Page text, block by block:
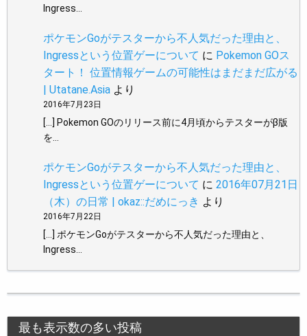
Ingress…
ポケモンGoがテスターから不人気だった理由と、
Ingressという位置ゲーについて に Pokemon GOス
タート！ 位置情報ゲームの可能性はまだまだ広がる
| Utatane.Asia より
2016年7月23日
[…] Pokemon GOのリリース前に4月頃からテスターがβ版
を…
ポケモンGoがテスターから不人気だった理由と、
Ingressという位置ゲーについて に 2016年07月21日
（木）の日常 | okaz::だめにっき より
2016年7月22日
[…] ポケモンGoがテスターから不人気だった理由と、
Ingress…
最も表示数の多い投稿